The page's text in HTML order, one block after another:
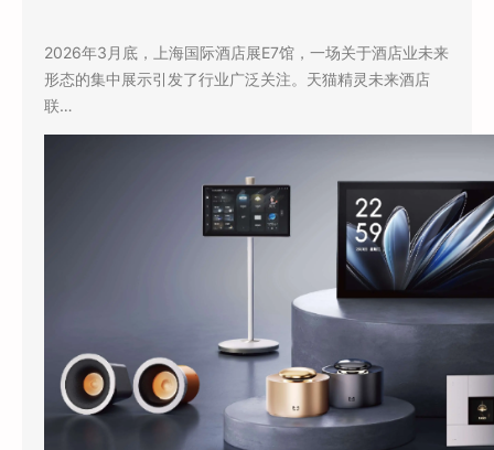
2026年3月底，上海国际酒店展E7馆，一场关于酒店业未来
形态的集中展示引发了行业广泛关注。天猫精灵未来酒店
联…